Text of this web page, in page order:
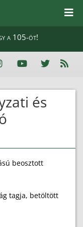
a 105-öt!
és
beosztott
tagja, betöltött